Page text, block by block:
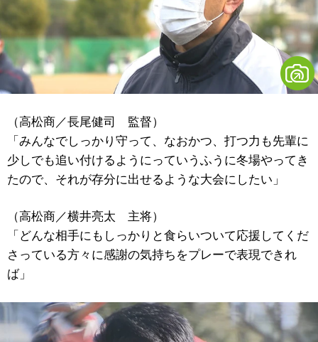
（高松商／長尾健司 監督）
「みんなでしっかり守って、なおかつ、打つ力も先輩に
少しでも追い付けるようにっていうふうに冬場やってき
たので、それが存分に出せるような大会にしたい」
（高松商／横井亮太 主将）
「どんな相手にもしっかりと食らいついて応援してくだ
さっている方々に感謝の気持ちをプレーで表現できれ
ば」